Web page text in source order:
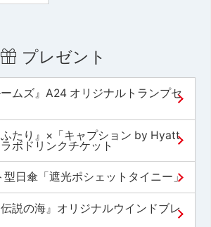
プレゼント
ムズ』A24 オリジナルトランプセ
たり』×「キャプション by Hyatt
ボドリンクチケット
日傘「遮光ポシェットタイニー」
説の海』オリジナルウインドブレ